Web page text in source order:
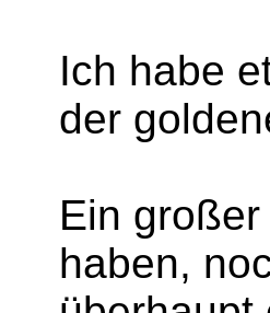
Ich habe
der
Ein
haben,